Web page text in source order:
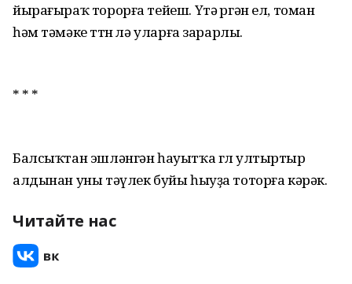
йырағыраҡ торорға тейеш. Үтә өргән ел, томан
һәм тәмәке төтөнө лә уларға зарарлы.
* * *
Балсыҡтан эшләнгән һауытҡа гөл ултыртыр
алдынан уны тәүлек буйы һыуҙа тоторға кәрәк.
Читайте нас